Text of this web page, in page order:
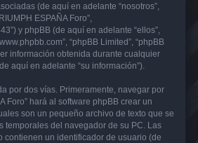
(de aquí en adelante “nosotros”,
ESPAÑA Foro”,
y phpBB (de aquí en adelante “ellos”,
“phpBB Limited”, “phpBB
información obtenida durante cualquier
aquí en adelante “su información”).
por dos vías. Primeramente, navegar por
Foro” hará al software phpBB crear un
son un pequeño archivo de texto que se
temporales del navegador de su PC. Las
contienen un identificador de usuario (de